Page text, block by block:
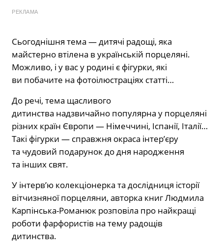
РЕКЛАМА
Сьогоднішня тема — дитячі радощі, яка
майстерно втілена в українській порцеляні.
Можливо, і у вас у родині є фігурки, які
ви побачите на фотоілюстраціях статті…
До речі, тема щасливого
дитинства надзвичайно популярна у порцеляні
різних країн Європи — Німеччині, Іспанії, Італії…
Такі фігурки — справжня окраса інтер’єру
та чудовий подарунок до дня народження
та інших свят.
У інтерв’ю колекціонерка та дослідниця історії
вітчизняної порцеляни, авторка книг Людмила
Карпінська-Романюк розповіла про найкращі
роботи фарфористів на тему радощів
дитинства.